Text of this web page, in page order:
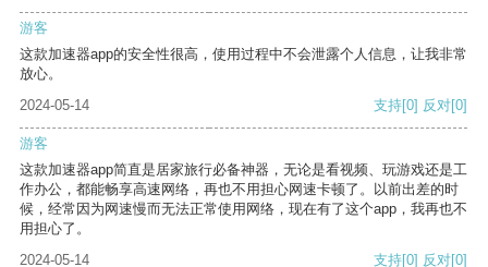
游客
这款加速器app的安全性很高，使用过程中不会泄露个人信息，让我非常
放心。
2024-05-14
支持[0] 反对[0]
游客
这款加速器app简直是居家旅行必备神器，无论是看视频、玩游戏还是工
作办公，都能畅享高速网络，再也不用担心网速卡顿了。以前出差的时
候，经常因为网速慢而无法正常使用网络，现在有了这个app，我再也不
用担心了。
2024-05-14
支持[0] 反对[0]